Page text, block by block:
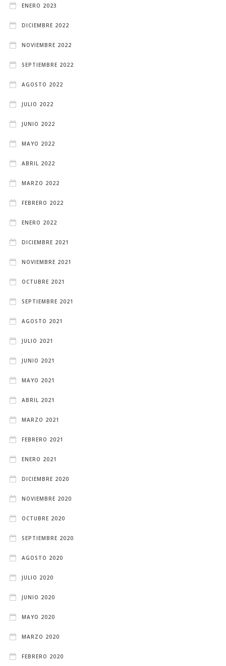
ENERO 2023
DICIEMBRE 2022
NOVIEMBRE 2022
SEPTIEMBRE 2022
AGOSTO 2022
JULIO 2022
JUNIO 2022
MAYO 2022
ABRIL 2022
MARZO 2022
FEBRERO 2022
ENERO 2022
DICIEMBRE 2021
NOVIEMBRE 2021
OCTUBRE 2021
SEPTIEMBRE 2021
AGOSTO 2021
JULIO 2021
JUNIO 2021
MAYO 2021
ABRIL 2021
MARZO 2021
FEBRERO 2021
ENERO 2021
DICIEMBRE 2020
NOVIEMBRE 2020
OCTUBRE 2020
SEPTIEMBRE 2020
AGOSTO 2020
JULIO 2020
JUNIO 2020
MAYO 2020
MARZO 2020
FEBRERO 2020